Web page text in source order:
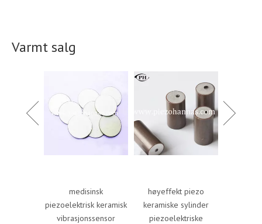
Varmt salg
medisinsk
piezoelektrisk keramisk
vibrasjonssensor
høyeffekt piezo
keramiske sylinder
piezoelektriske
billige
sylinder